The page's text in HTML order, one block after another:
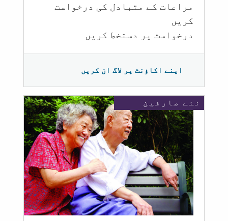
مراعات کے متبادل کی درخواست
کریں
درخواست پر دستخط کریں
اپنے اکاؤنٹ پر لاگ ان کریں
نئے صارفین